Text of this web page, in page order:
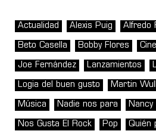
Actualidad Alexis Puig Alfredo
Beto Casella Bobby Flores Cine
Joe Fernández Lanzamientos
Logia del buen gusto Martin
Música Nadie nos para Nancy
Nos Gusta El Rock Pop Quién